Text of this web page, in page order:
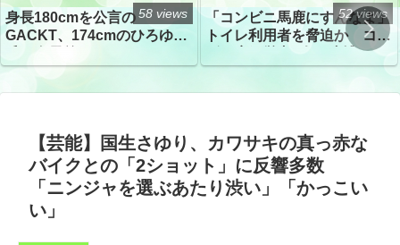
身長180cmを公言の
GACKT、174cmのひろゆき
トざわつき イベントでの写
真が話題
58 views
「コンビニ馬鹿にすんなよ」
トイレ利用者を脅迫か コン
52 views
【芸能】国生さゆり、カワサキの真っ赤な
バイクとの「2ショット」に反響多数
「ニンジャを選ぶあたり渋い」「かっこい
い」